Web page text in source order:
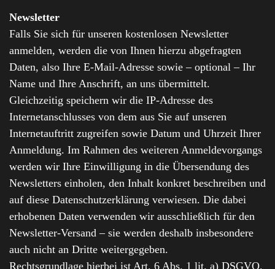
Newsletter
Falls Sie sich für unseren kostenlosen Newsletter
anmelden, werden die von Ihnen hierzu abgefragten
Daten, also Ihre E-Mail-Adresse sowie – optional – Ihr
Name und Ihre Anschrift, an uns übermittelt.
Gleichzeitig speichern wir die IP-Adresse des
Internetanschlusses von dem aus Sie auf unseren
Internetauftritt zugreifen sowie Datum und Uhrzeit Ihrer
Anmeldung. Im Rahmen des weiteren Anmeldevorgangs
werden wir Ihre Einwilligung in die Übersendung des
Newsletters einholen, den Inhalt konkret beschreiben und
auf diese Datenschutzerklärung verwiesen. Die dabei
erhobenen Daten verwenden wir ausschließlich für den
Newsletter-Versand – sie werden deshalb insbesondere
auch nicht an Dritte weitergegeben.
Rechtsgrundlage hierbei ist Art. 6 Abs. 1 lit. a) DSGVO.